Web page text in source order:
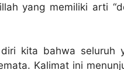
yang memiliki arti
kita bahwa seluruh
Kalimat ini